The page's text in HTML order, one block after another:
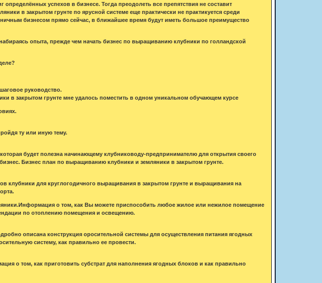
успехов в бизнесе. Тогда преодолеть все препятствия не составит
в закрытом грунте по ярусной системе еще практически не практикуется среди
бизнесом прямо сейчас, в ближайшее время будут иметь большое преимущество
опыта, прежде чем начать бизнес по выращиванию клубники по голландской
руководство.
в закрытом грунте мне удалось поместить в одном уникальном обучающем курсе
ту или иную тему.
будет полезна начинающему клубниководу-предпринимателю для открытия своего
Бизнес план по выращиванию клубники и земляники в закрытом грунте.
клубники для круглогодичного выращивания в закрытом грунте и выращивания на
о том, как Вы можете приспособить любое жилое или нежилое помещение
по отоплению помещения и освещению.
описана конструкция оросительной системы для осуществления питания ягодных
систему, как правильно ее провести.
о том, как приготовить субстрат для наполнения ягодных блоков и как правильно